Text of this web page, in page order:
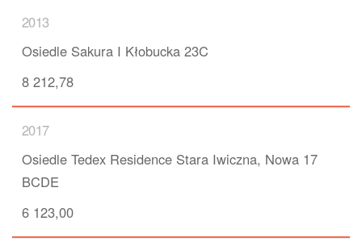
2013
Osiedle Sakura I Kłobucka 23C
8 212,78
2017
Osiedle Tedex Residence Stara Iwiczna, Nowa 17
BCDE
6 123,00